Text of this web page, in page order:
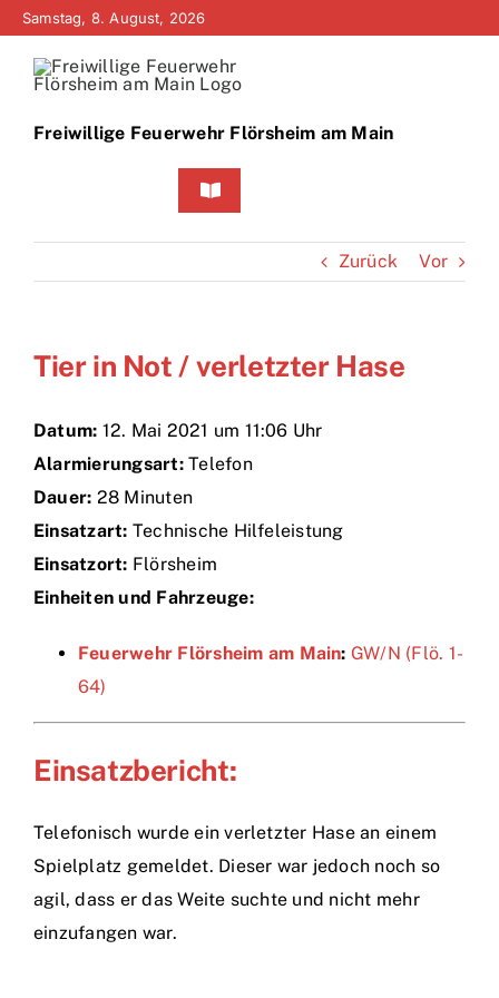
Zum
springen
Samstag, 8. August, 2026
Freiwillige Feuerwehr Flörsheim am Main
Toggle
Home
Bürgerinfo
Über uns
Technik
Zurück Vor
Tier in Not / verletzter Hase
Datum: 12. Mai 2021 um 11:06 Uhr
Alarmierungsart:Telefon
Dauer: 28 Minuten
Einsatzart: Technische Hilfeleistung
Einsatzort: Flörsheim
Einheiten und Fahrzeuge:
Feuerwehr Flörsheim am Main: GW/N (Flö. 1-
64)
Einsatzbericht:
Telefonisch wurde ein verletzter Hase an einem
Spielplatz gemeldet. Dieser war jedoch noch so
agil, dass er das Weite suchte und nicht mehr
einzufangen war.